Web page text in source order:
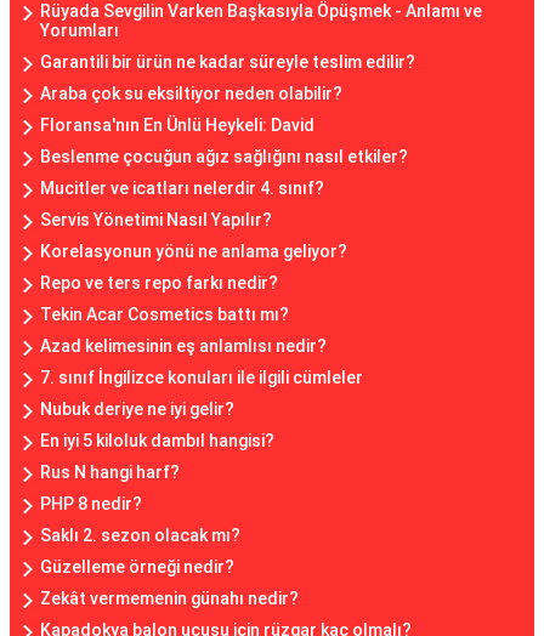
Rüyada Sevgilin Varken Başkasıyla Öpüşmek - Anlamı ve
Yorumları
Garantili bir ürün ne kadar süreyle teslim edilir?
Araba çok su eksiltiyor neden olabilir?
Floransa'nın En Ünlü Heykeli: David
Beslenme çocuğun ağız sağlığını nasıl etkiler?
Mucitler ve icatları nelerdir 4. sınıf?
Servis Yönetimi Nasıl Yapılır?
Korelasyonun yönü ne anlama geliyor?
Repo ve ters repo farkı nedir?
Tekin Acar Cosmetics battı mı?
Azad kelimesinin eş anlamlısı nedir?
7. sınıf İngilizce konuları ile ilgili cümleler
Nubuk deriye ne iyi gelir?
En iyi 5 kiloluk dambıl hangisi?
Rus N hangi harf?
PHP 8 nedir?
Saklı 2. sezon olacak mı?
Güzelleme örneği nedir?
Zekât vermemenin günahı nedir?
Kapadokya balon uçuşu için rüzgar kaç olmalı?